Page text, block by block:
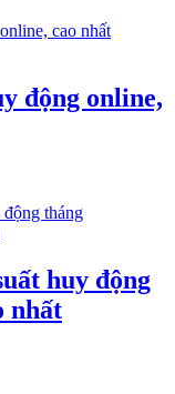
động online,
huy động
nhất